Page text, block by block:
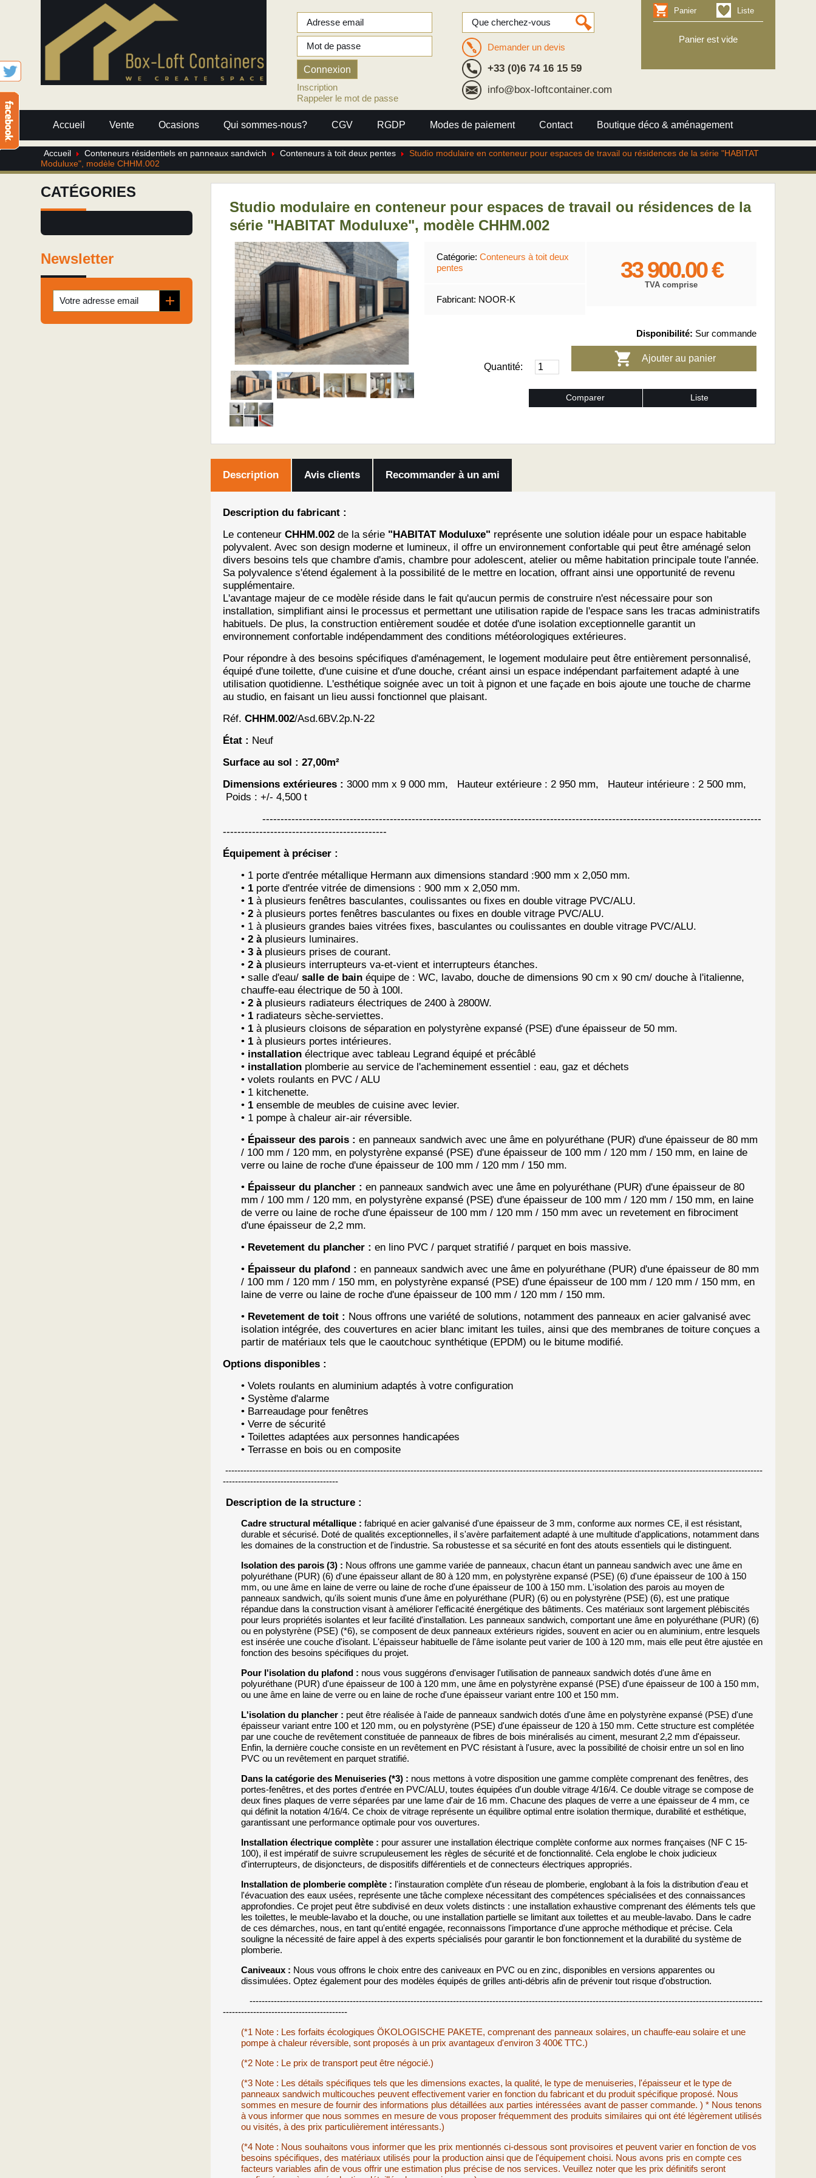
Inscription
Rappeler le mot de passe
Demander un devis
+33 (0)6 74 16 15 59
info@box-loftcontainer.com
Panier Liste
Panier est vide
Accueil Vente Ocasions Qui sommes-nous? CGV RGDP Modes de paiement Contact Boutique déco & aménagement
Accueil Conteneurs résidentiels en panneaux sandwich Conteneurs à toit deux pentes
Studio modulaire en conteneur pour espaces de travail ou résidences de la série "HABITAT
Moduluxe", modèle CHHM.002
CATÉGORIES
Newsletter
Studio modulaire en conteneur pour espaces de travail ou résidences de la
série "HABITAT Moduluxe", modèle CHHM.002
Catégorie: Conteneurs à toit deux
pentes
Fabricant: NOOR-K
33 900.00 €
TVA comprise
Disponibilité: Sur commande
Ajouter au panier
Quantité:
Liste
Comparer
Description Avis clients Recommander à un ami
Description du fabricant :
Le conteneurCHHM.002 de la série "HABITAT Moduluxe" représente une solution idéale pour un espace habitable
polyvalent. Avec son design moderne et lumineux, il offre un environnement confortable qui peut être aménagé selon
divers besoins tels que chambre d'amis, chambre pour adolescent, atelier ou même habitation principale toute l'année.
Sa polyvalence s'étend également à la possibilité de le mettre en location, offrant ainsi une opportunité de revenu
supplémentaire.
L'avantage majeur de ce modèle réside dans le fait qu'aucun permis de construire n'est nécessaire pour son
installation, simplifiant ainsi le processus et permettant une utilisation rapide de l'espace sans les tracas administratifs
habituels. De plus, la construction entièrement soudée et dotée d'une isolation exceptionnelle garantit un
environnement confortable indépendamment des conditions météorologiques extérieures.
Pour répondre à des besoins spécifiques d'aménagement, le logement modulaire peut être entièrement personnalisé,
équipé d'une toilette, d'une cuisine et d'une douche, créant ainsi un espace indépendant parfaitement adapté à une
utilisation quotidienne. L'esthétique soignée avec un toit à pignon et une façade en bois ajoute une touche de charme
au studio, en faisant un lieu aussi fonctionnel que plaisant.
Réf.CHHM.002/Asd.6BV.2p.N-22
État : Neuf
Surface au sol : 27,00m²
Dimensions extérieures : 3000 mm x 9 000 mm, Hauteur extérieure : 2 950 mm, Hauteur intérieure : 2 500 mm,
Poids : +/- 4,500 t
-----------------------------------------------------------------------------------------------------------------------------------------
---------------------------------------------
Équipement à préciser :
• 1 porte d'entrée métallique Hermann aux dimensions standard :900 mm x 2,050 mm.
• 1 porte d'entrée vitrée de dimensions : 900 mm x 2,050 mm.
• 1 à plusieurs fenêtres basculantes, coulissantes ou fixes en double vitrage PVC/ALU.
•2 à plusieurs portes fenêtres basculantes ou fixes en double vitrage PVC/ALU.
• 1 à plusieurs grandes baies vitrées fixes, basculantes ou coulissantes en double vitrage PVC/ALU.
•2 àplusieurs luminaires.
•3 àplusieurs prises de courant.
•2 àplusieurs interrupteurs va-et-vient et interrupteurs étanches.
• salle d'eau/ salle de bain équipe de : WC, lavabo, douche de dimensions 90 cm x 90 cm/ douche à l'italienne,
chauffe-eau électrique de 50 à 100l.
•2 àplusieurs radiateurs électriques de 2400 à 2800W.
• 1 radiateurs sèche-serviettes.
• 1 à plusieurs cloisons de séparation en polystyrène expansé (PSE) d'une épaisseur de 50 mm.
• 1 à plusieurs portes intérieures.
• installation électrique avec tableau Legrand équipé et précâblé
• installation plomberie au service de l'acheminement essentiel : eau, gaz et déchets
• volets roulants en PVC / ALU
• 1 kitchenette.
• 1 ensemble de meubles de cuisine avec levier.
• 1 pompe à chaleur air-air réversible.
• Épaisseur des parois : en panneaux sandwich avec une âme en polyuréthane (PUR) d'une épaisseur de 80 mm
/ 100 mm / 120 mm, en polystyrène expansé (PSE) d'une épaisseur de 100 mm / 120 mm / 150 mm, en laine de
verre ou laine de roche d'une épaisseur de 100 mm / 120 mm / 150 mm.
• Épaisseur du plancher : en panneaux sandwich avec une âme en polyuréthane (PUR) d'une épaisseur de 80
mm / 100 mm / 120 mm, en polystyrène expansé (PSE) d'une épaisseur de 100 mm / 120 mm / 150 mm, en laine
de verre ou laine de roche d'une épaisseur de 100 mm / 120 mm / 150 mm avec un revetement en fibrociment
d'une épaisseur de 2,2 mm.
• Revetement du plancher : en lino PVC / parquet stratifié / parquet en bois massive.
• Épaisseur du plafond : en panneaux sandwich avec une âme en polyuréthane (PUR) d'une épaisseur de 80 mm
/ 100 mm / 120 mm / 150 mm, en polystyrène expansé (PSE) d'une épaisseur de 100 mm / 120 mm / 150 mm, en
laine de verre ou laine de roche d'une épaisseur de 100 mm / 120 mm / 150 mm.
• Revetement de toit : Nous offrons une variété de solutions, notamment des panneaux en acier galvanisé avec
isolation intégrée, des couvertures en acier blanc imitant les tuiles, ainsi que des membranes de toiture conçues a
partir de matériaux tels que le caoutchouc synthétique (EPDM) ou le bitume modifié.
Options disponibles :
• Volets roulants en aluminium adaptés à votre configuration
• Système d'alarme
• Barreaudage pour fenêtres
• Verre de sécurité
• Toilettes adaptées aux personnes handicapées
• Terrasse en bois ou en composite
---------------------------------------------------------------------------------------------------------------------------------------------------------------------------------
--------------------------------------
Description de la structure :
Cadre structural métallique : fabriqué en acier galvanisé d'une épaisseur de 3 mm, conforme aux normes CE, il est résistant,
durable et sécurisé. Doté de qualités exceptionnelles, il s'avère parfaitement adapté à une multitude d'applications, notamment dans
les domaines de la construction et de l'industrie. Sa robustesse et sa sécurité en font des atouts essentiels qui le distinguent.
Isolation des parois (3) : Nous offrons une gamme variée de panneaux, chacun étant un panneau sandwich avec une âme en
polyuréthane (PUR) (6) d'une épaisseur allant de 80 à 120 mm, en polystyrène expansé (PSE) (6) d'une épaisseur de 100 à 150
mm, ou une âme en laine de verre ou laine de roche d'une épaisseur de 100 à 150 mm. L'isolation des parois au moyen de
panneaux sandwich, qu'ils soient munis d'une âme en polyuréthane (PUR) (6) ou en polystyrène (PSE) (6), est une pratique
répandue dans la construction visant à améliorer l'efficacité énergétique des bâtiments. Ces matériaux sont largement plébiscités
pour leurs propriétés isolantes et leur facilité d'installation. Les panneaux sandwich, comportant une âme en polyuréthane (PUR) (6)
ou en polystyrène (PSE) (*6), se composent de deux panneaux extérieurs rigides, souvent en acier ou en aluminium, entre lesquels
est insérée une couche d'isolant. L'épaisseur habituelle de l'âme isolante peut varier de 100 à 120 mm, mais elle peut être ajustée en
fonction des besoins spécifiques du projet.
Pour l'isolation du plafond : nous vous suggérons d'envisager l'utilisation de panneaux sandwich dotés d'une âme en
polyuréthane (PUR) d'une épaisseur de 100 à 120 mm, une âme en polystyrène expansé (PSE) d'une épaisseur de 100 à 150 mm,
ou une âme en laine de verre ou en laine de roche d'une épaisseur variant entre 100 et 150 mm.
L'isolation du plancher : peut être réalisée à l'aide de panneaux sandwich dotés d'une âme en polystyrène expansé (PSE) d'une
épaisseur variant entre 100 et 120 mm, ou en polystyrène (PSE) d'une épaisseur de 120 à 150 mm. Cette structure est complétée
par une couche de revêtement constituée de panneaux de fibres de bois minéralisés au ciment, mesurant 2,2 mm d'épaisseur.
Enfin, la dernière couche consiste en un revêtement en PVC résistant à l'usure, avec la possibilité de choisir entre un sol en lino
PVC ou un revêtement en parquet stratifié.
Dans la catégorie des Menuiseries (*3) : nous mettons à votre disposition une gamme complète comprenant des fenêtres, des
portes-fenêtres, et des portes d'entrée en PVC/ALU, toutes équipées d'un double vitrage 4/16/4. Ce double vitrage se compose de
deux fines plaques de verre séparées par une lame d'air de 16 mm. Chacune des plaques de verre a une épaisseur de 4 mm, ce
qui définit la notation 4/16/4. Ce choix de vitrage représente un équilibre optimal entre isolation thermique, durabilité et esthétique,
garantissant une performance optimale pour vos ouvertures.
Installation électrique complète : pour assurer une installation électrique complète conforme aux normes françaises (NF C 15-
100), il est impératif de suivre scrupuleusement les règles de sécurité et de fonctionnalité. Cela englobe le choix judicieux
d'interrupteurs, de disjoncteurs, de dispositifs différentiels et de connecteurs électriques appropriés.
Installation de plomberie complète : l'instauration complète d'un réseau de plomberie, englobant à la fois la distribution d'eau et
l'évacuation des eaux usées, représente une tâche complexe nécessitant des compétences spécialisées et des connaissances
approfondies. Ce projet peut être subdivisé en deux volets distincts : une installation exhaustive comprenant des éléments tels que
les toilettes, le meuble-lavabo et la douche, ou une installation partielle se limitant aux toilettes et au meuble-lavabo. Dans le cadre
de ces démarches, nous, en tant qu'entité engagée, reconnaissons l'importance d'une approche méthodique et précise. Cela
souligne la nécessité de faire appel à des experts spécialisés pour garantir le bon fonctionnement et la durabilité du système de
plomberie.
Caniveaux : Nous vous offrons le choix entre des caniveaux en PVC ou en zinc, disponibles en versions apparentes ou
dissimulées. Optez également pour des modèles équipés de grilles anti-débris afin de prévenir tout risque d'obstruction.
-------------------------------------------------------------------------------------------------------------------------------------------------------------------------
-----------------------------------------
(*1 Note : Les forfaits écologiques ÖKOLOGISCHE PAKETE, comprenant des panneaux solaires, un chauffe-eau solaire et une
pompe à chaleur réversible, sont proposés à un prix avantageux d'environ 3 400€ TTC.)
(*2 Note : Le prix de transport peut être négocié.)
(*3 Note : Les détails spécifiques tels que les dimensions exactes, la qualité, le type de menuiseries, l'épaisseur et le type de
panneaux sandwich multicouches peuvent effectivement varier en fonction du fabricant et du produit spécifique proposé. Nous
sommes en mesure de fournir des informations plus détaillées aux parties intéressées avant de passer commande. ) * Nous tenons
à vous informer que nous sommes en mesure de vous proposer fréquemment des produits similaires qui ont été légèrement utilisés
ou visités, à des prix particulièrement intéressants.)
(*4 Note : Nous souhaitons vous informer que les prix mentionnés ci-dessous sont provisoires et peuvent varier en fonction de vos
besoins spécifiques, des matériaux utilisés pour la production ainsi que de l'équipement choisi. Nous avons pris en compte ces
facteurs variables afin de vous offrir une estimation plus précise de nos services. Veuillez noter que les prix définitifs seront